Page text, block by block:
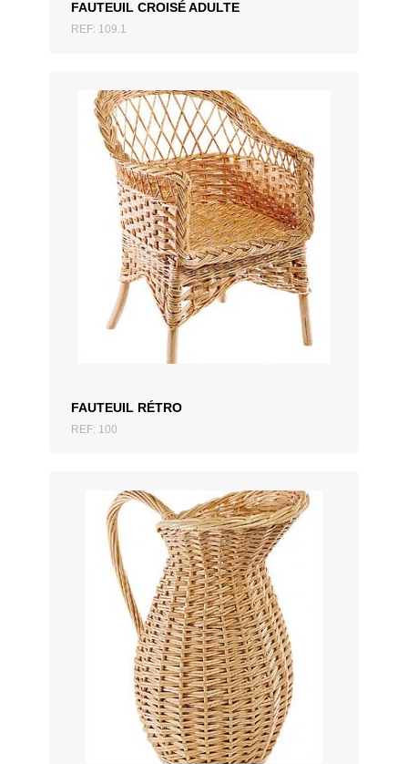
FAUTEUIL CROISÉ ADULTE
REF: 109.1
FAUTEUIL RÉTRO
REF: 100
AJOUTER AU DEVIS
AJOUTER AU DEVIS